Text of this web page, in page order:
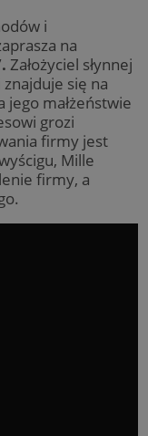
i
na
Założyciel słynnej
się na
małżeństwie
grozi
firmy jest
Mille
firmy, a